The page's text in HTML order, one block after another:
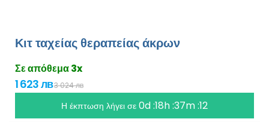
Κιτ ταχείας θεραπείας άκρων
Σε απόθεμα 3x
1 623 лв3 024 лв
Η έκπτωση λήγει σε 0d :18h :37m :12